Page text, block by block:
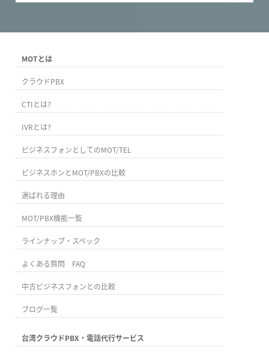
MOTとは
クラウドPBX
CTIとは?
IVRとは?
ビジネスフォンとしてのMOT/TEL
ビジネスホンとMOT/PBXの比較
選ばれる理由
MOT/PBX機能一覧
ラインナップ・スペック
よくある質問 FAQ
中古ビジネスフォンとの比較
ブログ一覧
台湾クラウドPBX・電話代行サービス